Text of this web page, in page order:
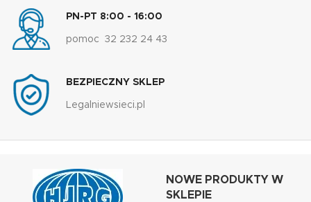
PN-PT 8:00 - 16:00
pomoc 32 232 24 43
BEZPIECZNY SKLEP
Legalniewsieci.pl
NOWE PRODUKTY W
SKLEPIE